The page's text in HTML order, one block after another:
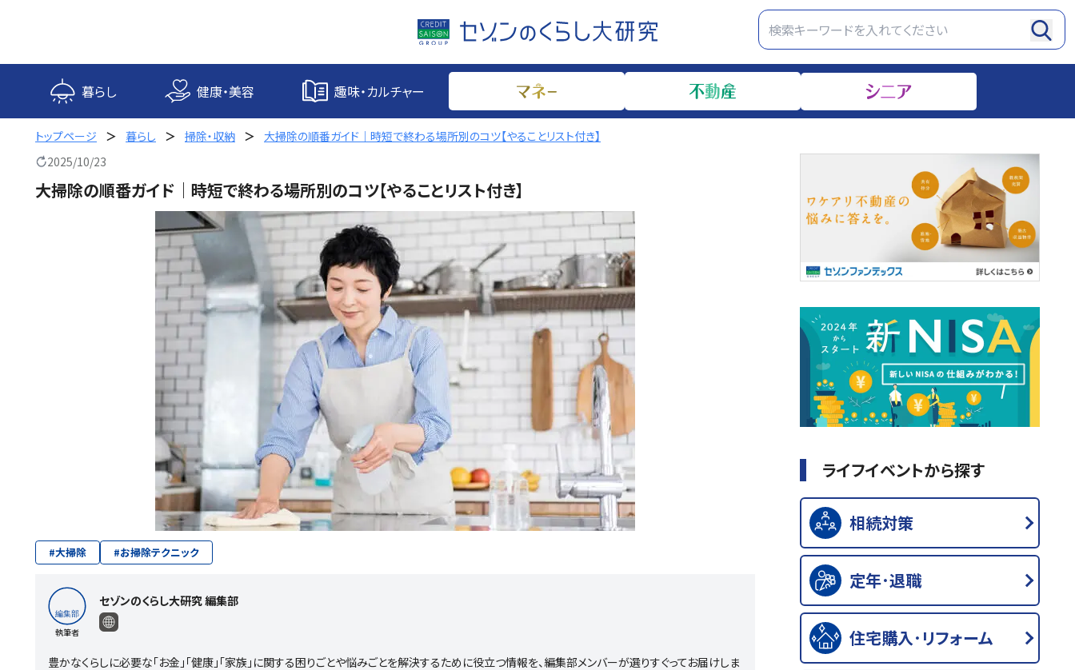
ス
プ
暮らし 健康・美容 趣味・カルチャー
トップページ 暮らし 掃除・収納
大掃除の順番ガイド｜時短で終わる場所別のコツ【やることリスト付き】
2025/10/23
大掃除の順番ガイド｜時短で終わる場所別のコツ【やることリスト付き】
#大掃除 #お掃除テクニック
執筆者
セゾンのくらし大研究 編集部
豊かなくらしに必要な「お金」「健康」「家族」に関する困りごとや悩みごとを解決するために役立つ情報を、編集部メンバーが選りすぐってお届けしま
ライフイベントから探す
相続対策
定年･退職
住宅購入･リフォーム